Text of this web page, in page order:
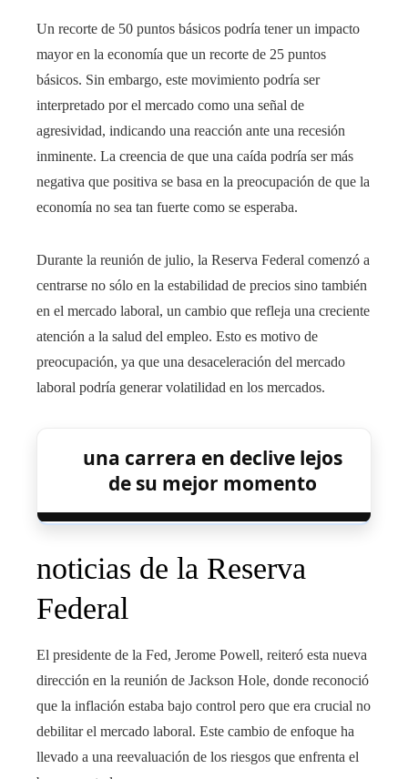
Un recorte de 50 puntos básicos podría tener un impacto
mayor en la economía que un recorte de 25 puntos
básicos. Sin embargo, este movimiento podría ser
interpretado por el mercado como una señal de
agresividad, indicando una reacción ante una recesión
inminente. La creencia de que una caída podría ser más
negativa que positiva se basa en la preocupación de que la
economía no sea tan fuerte como se esperaba.
Durante la reunión de julio, la Reserva Federal comenzó a
centrarse no sólo en la estabilidad de precios sino también
en el mercado laboral, un cambio que refleja una creciente
atención a la salud del empleo. Esto es motivo de
preocupación, ya que una desaceleración del mercado
laboral podría generar volatilidad en los mercados.
una carrera en declive lejos
de su mejor momento
noticias de la Reserva
Federal
El presidente de la Fed, Jerome Powell, reiteró esta nueva
dirección en la reunión de Jackson Hole, donde reconoció
que la inflación estaba bajo control pero que era crucial no
debilitar el mercado laboral. Este cambio de enfoque ha
llevado a una reevaluación de los riesgos que enfrenta el